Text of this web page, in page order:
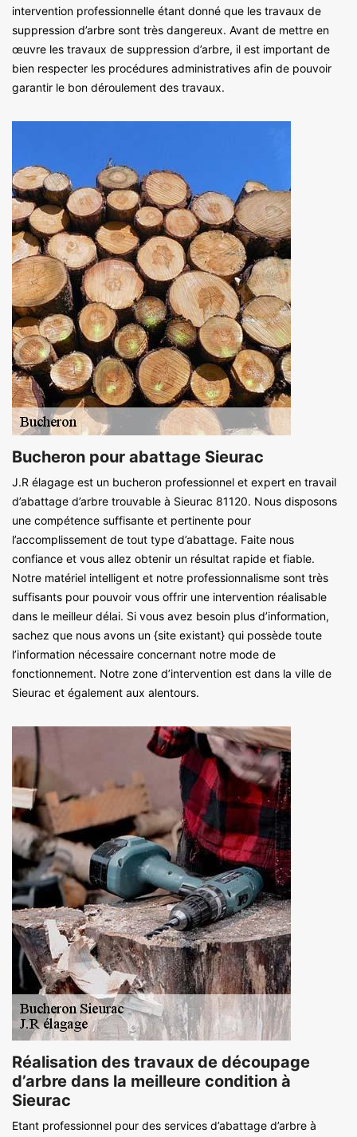
intervention professionnelle étant donné que les travaux de
suppression d’arbre sont très dangereux. Avant de mettre en
œuvre les travaux de suppression d’arbre, il est important de
bien respecter les procédures administratives afin de pouvoir
garantir le bon déroulement des travaux.
Bucheron pour abattage Sieurac
J.R élagage est un bucheron professionnel et expert en travail
d’abattage d’arbre trouvable à Sieurac 81120. Nous disposons
une compétence suffisante et pertinente pour
l’accomplissement de tout type d’abattage. Faite nous
confiance et vous allez obtenir un résultat rapide et fiable.
Notre matériel intelligent et notre professionnalisme sont très
suffisants pour pouvoir vous offrir une intervention réalisable
dans le meilleur délai. Si vous avez besoin plus d’information,
sachez que nous avons un {site existant} qui possède toute
l’information nécessaire concernant notre mode de
fonctionnement. Notre zone d’intervention est dans la ville de
Sieurac et également aux alentours.
Réalisation des travaux de découpage
d’arbre dans la meilleure condition à
Sieurac
Etant professionnel pour des services d’abattage d’arbre à